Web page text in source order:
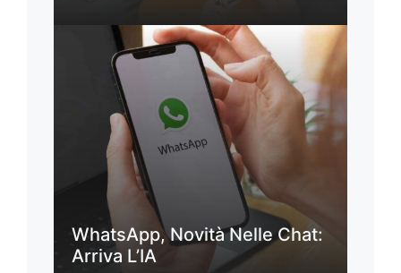
WhatsApp, Novità Nelle Chat:
Arriva L’IA